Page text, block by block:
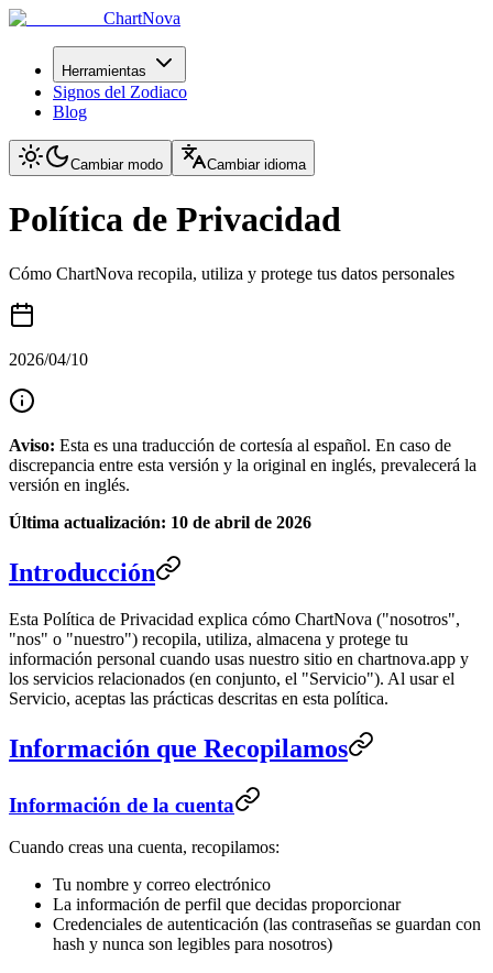
ChartNova
Herramientas
Signos del Zodiaco
Blog
Cambiar modo Cambiar idioma
Política de Privacidad
Cómo ChartNova recopila, utiliza y protege tus datos personales
2026/04/10
Aviso: Esta es una traducción de cortesía al español. En caso de
discrepancia entre esta versión y la original en inglés, prevalecerá la
versión en inglés.
Última actualización: 10 de abril de 2026
Introducción
Esta Política de Privacidad explica cómo ChartNova ("nosotros",
"nos" o "nuestro") recopila, utiliza, almacena y protege tu
información personal cuando usas nuestro sitio en chartnova.app y
los servicios relacionados (en conjunto, el "Servicio"). Al usar el
Servicio, aceptas las prácticas descritas en esta política.
Información que Recopilamos
Información de la cuenta
Cuando creas una cuenta, recopilamos:
Tu nombre y correo electrónico
La información de perfil que decidas proporcionar
Credenciales de autenticación (las contraseñas se guardan con
hash y nunca son legibles para nosotros)